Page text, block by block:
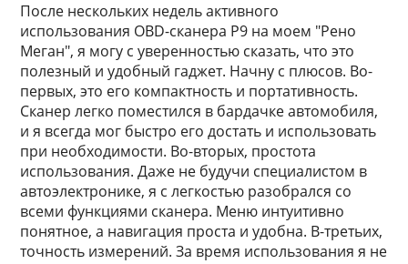
После нескольких недель активного
использования OBD-сканера P9 на моем "Рено
Меган", я могу с уверенностью сказать, что это
полезный и удобный гаджет. Начну с плюсов. Во-
первых, это его компактность и портативность.
Сканер легко поместился в бардачке автомобиля,
и я всегда мог быстро его достать и использовать
при необходимости. Во-вторых, простота
использования. Даже не будучи специалистом в
автоэлектронике, я с легкостью разобрался со
всеми функциями сканера. Меню интуитивно
понятное, а навигация проста и удобна. В-третьих,
точность измерений. За время использования я не